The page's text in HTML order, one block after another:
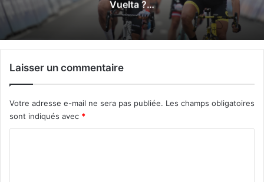
d’ici 2 ans…
Laisser un commentaire
Votre adresse e-mail ne sera pas publiée. Les champs obligatoires
sont indiqués avec *